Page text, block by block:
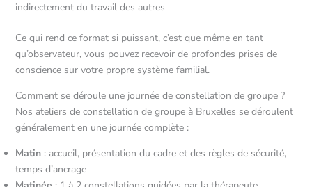
indirectement du travail des autres
Ce qui rend ce format si puissant, c’est que même en tant
qu’observateur, vous pouvez recevoir de profondes prises de
conscience sur votre propre système familial.
Comment se déroule une journée de constellation de groupe ?
Nos ateliers de constellation de groupe à Bruxelles se déroulent
généralement en une journée complète :
Matin: accueil, présentation du cadre et des règles de sécurité,
temps d’ancrage